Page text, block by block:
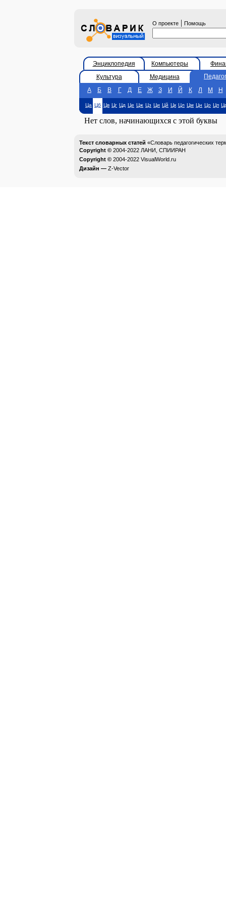
О проекте | Помощь
Энциклопедия Компьютеры
Культура
Медицина
А
Б В Г Д Е Ж З И Й К Л М Н
Ца Цб Цв Цг Цд Це Цж Цз Ци Цй Цк Цл Цм Цн Цо Цп
Нет слов, начинающихся с этой буквы
Текст словарных статей «Словарь педагогических
Copyright © 2004-2022 ЛАНИ, СПИИРАН
Copyright © 2004-2022 VisualWorld.ru
Дизайн — Z-Vector